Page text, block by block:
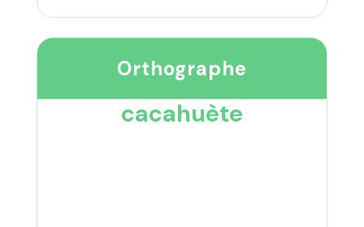
Orthographe
cacahuète